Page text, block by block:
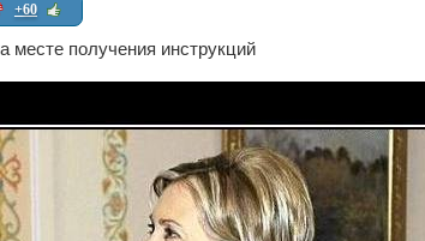
+60
получения инструкций